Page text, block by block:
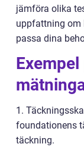
jämföra olika
uppfattning om
passa dina
1.
foundationens
täckning.